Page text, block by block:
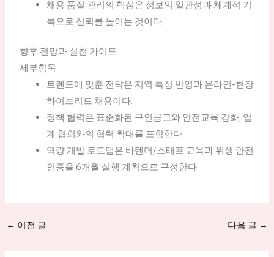
채용 품질 관리의 핵심은 정보의 일관성과 체계적 기
록으로 신뢰를 높이는 것이다.
향후 전망과 실천 가이드
세부항목
트렌드에 맞춘 전략은 지역 특성 반영과 온라인-현장
하이브리드 채용이다.
정책 협력은 표준화된 구인공고와 안전교육 강화, 업
계 협회와의 협력 확대를 포함한다.
역량 개발 로드맵은 바텐더/스태프 교육과 위생 안전
인증을 6개월 실행 계획으로 구성한다.
← 이전 글 다음 글 →